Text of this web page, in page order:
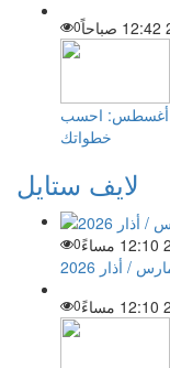
0
طالع الأبراج: برج الأسد.. حظك اليوم الجمعة 1 أغسطس: احسب
خطواتك
لايف ستايل
0
0